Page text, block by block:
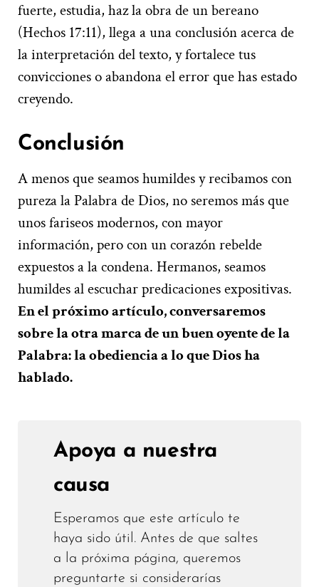
fuerte, estudia, haz la obra de un bereano
(Hechos 17:11), llega a una conclusión acerca de
la interpretación del texto, y fortalece tus
convicciones o abandona el error que has estado
creyendo.
Conclusión
A menos que seamos humildes y recibamos con
pureza la Palabra de Dios, no seremos más que
unos fariseos modernos, con mayor
información, pero con un corazón rebelde
expuestos a la condena. Hermanos, seamos
humildes al escuchar predicaciones expositivas.
En el próximo artículo, conversaremos
sobre la otra marca de un buen oyente de la
Palabra: la obediencia a lo que Dios ha
hablado.
Apoya a nuestra
causa
Esperamos que este artículo te
haya sido útil. Antes de que saltes
a la próxima página, queremos
preguntarte si considerarías